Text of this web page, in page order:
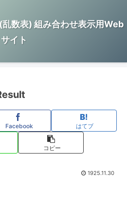
数表) 組み合わせ表示用Web
サイト
Facebook はてブ
コピー
1925.11.30